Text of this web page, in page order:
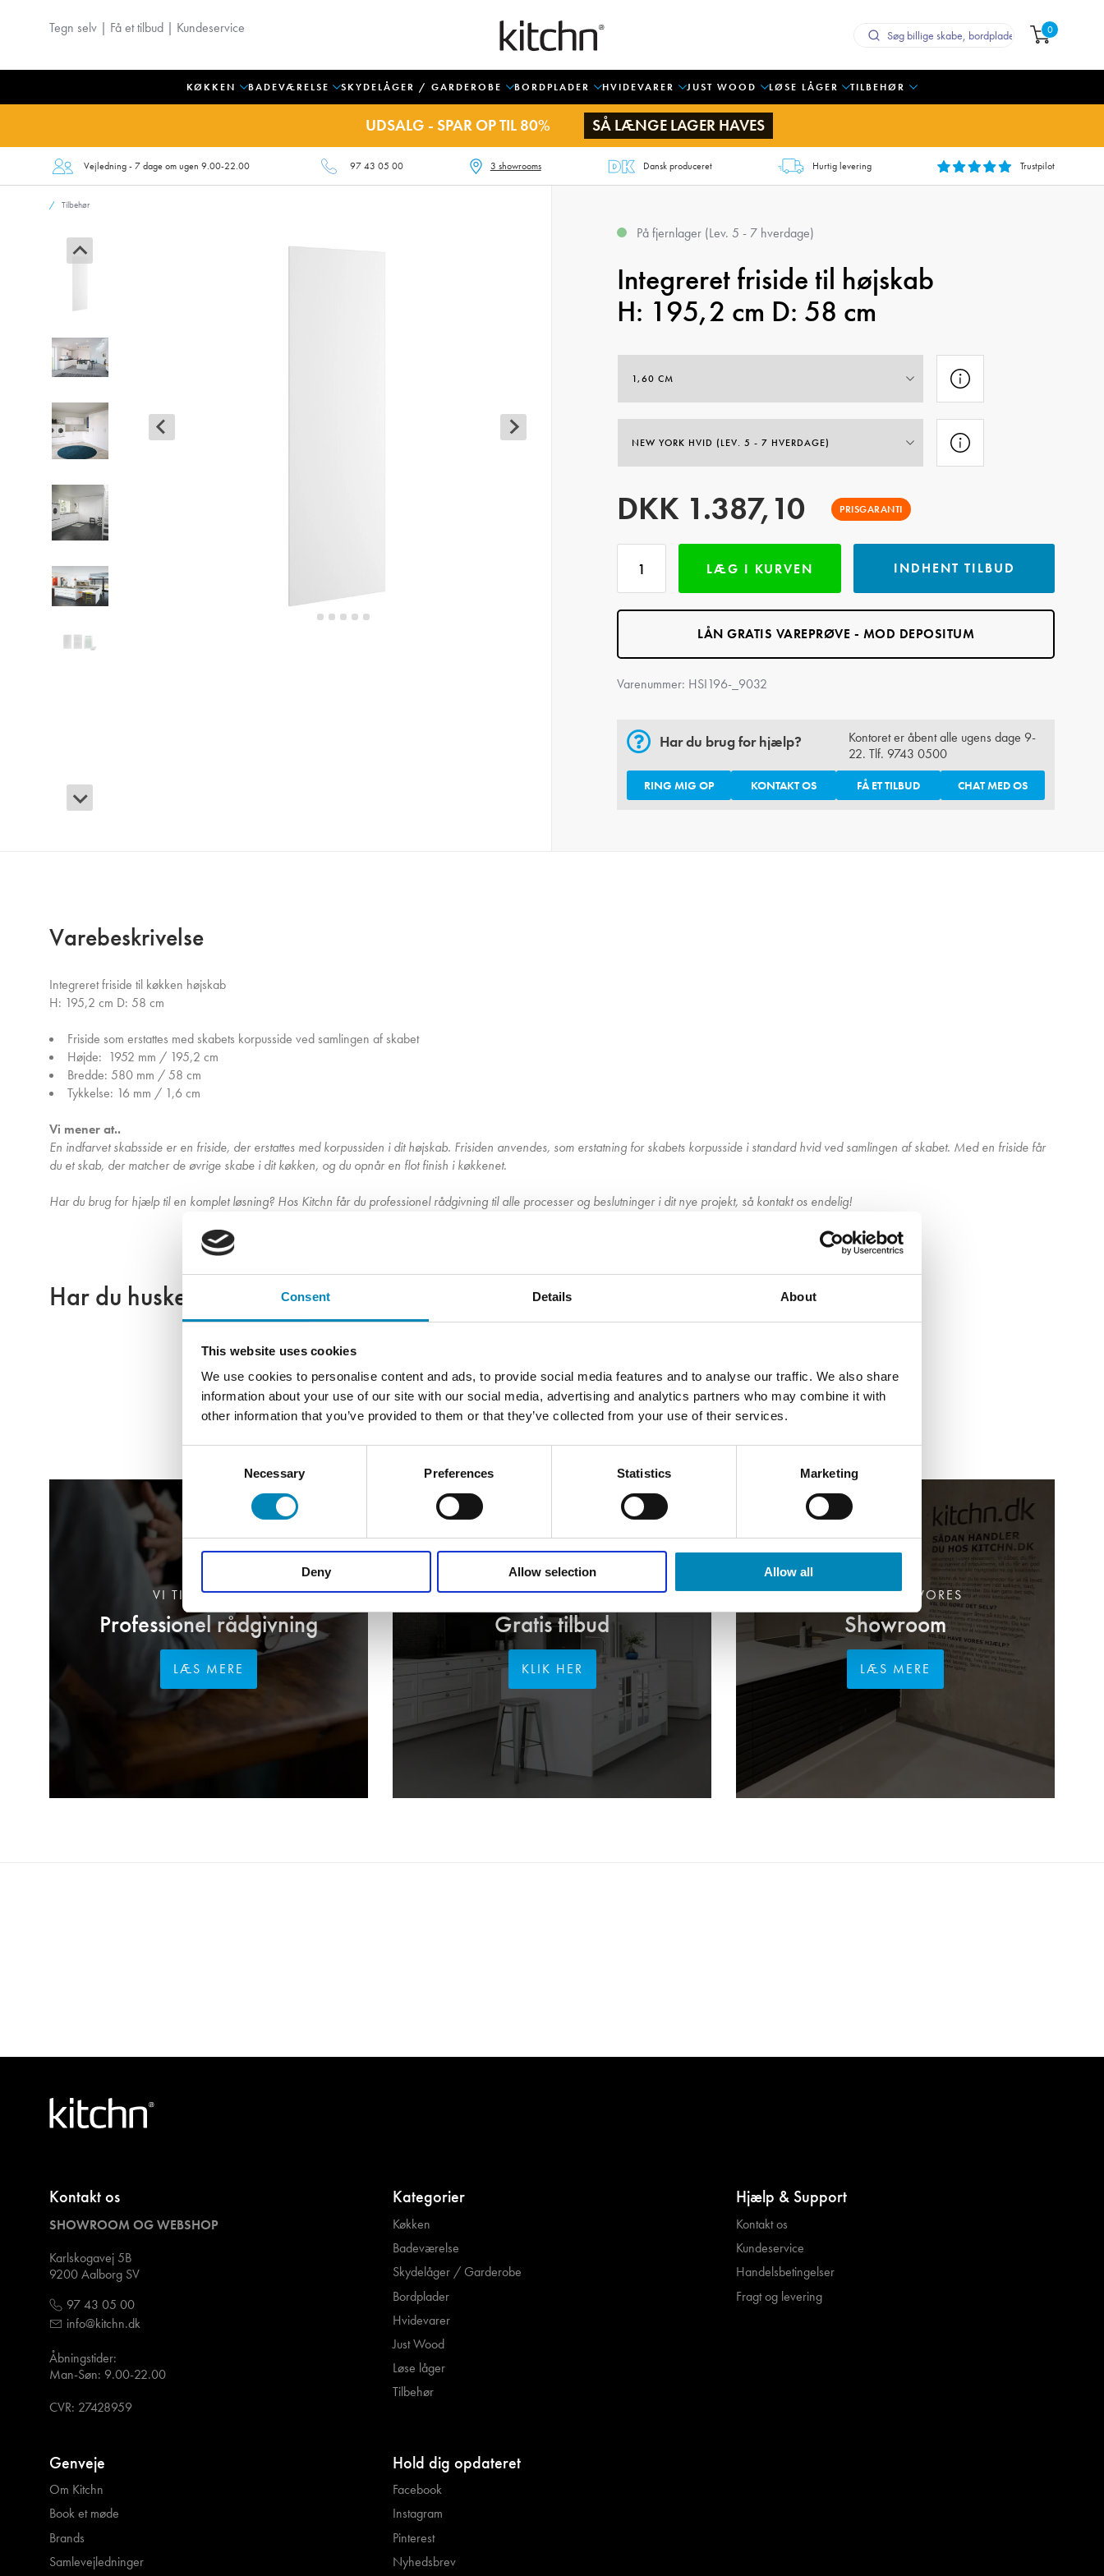
Consent Details About
This website uses cookies
We use cookies to personalise content and ads, to provide social media features and to analyse our traffic. We also share
information about your use of our site with our social media, advertising and analytics partners who may combine it with
other information that you’ve provided to them or that they’ve collected from your use of their services.
Necessary Preferences Statistics Marketing
Deny Allow selection Allow all
Tegn selv | Få et tilbud | Kundeservice 0
KØKKEN BADEVÆRELSE SKYDELÅGER / GARDEROBE BORDPLADER HVIDEVARER JUST WOOD LØSE LÅGER TILBEHØR
UDSALG - SPAR OP TIL 80% SÅ LÆNGE LAGER HAVES
Vejledning - 7 dage om ugen 9.00-22.00 97 43 05 00 3 showrooms Dansk produceret Hurtig levering Trustpilot
Tilbehør
På fjernlager (Lev. 5 - 7 hverdage)
Integreret friside til højskab
H: 195,2 cm D: 58 cm
DKK 1.387,10 PRISGARANTI
LÆG I KURVEN INDHENT TILBUD
LÅN GRATIS VAREPRØVE - MOD DEPOSITUM
Varenummer: HSI196-_9032
Har du brug for hjælp?
Kontoret er åbent alle ugens dage 9-
22. Tlf. 9743 0500
RING MIG OP KONTAKT OS FÅ ET TILBUD CHAT MED OS
Varebeskrivelse
Integreret friside til køkken højskab
H: 195,2 cm D: 58 cm
Friside som erstattes med skabets korpusside ved samlingen af skabet
Højde: 1952 mm / 195,2 cm
Bredde: 580 mm / 58 cm
Tykkelse: 16 mm / 1,6 cm
Vi mener at..
En indfarvet skabsside er en friside, der erstattes med korpussiden i dit højskab. Frisiden anvendes, som erstatning for skabets korpusside i standard hvid ved samlingen af skabet. Med en friside får
du et skab, der matcher de øvrige skabe i dit køkken, og du opnår en flot finish i køkkenet.
Har du brug for hjælp til en komplet løsning? Hos Kitchn får du professionel rådgivning til alle processer og beslutninger i dit nye projekt, så kontakt os endelig!
Har du husket?
Professionel rådgivning
VI TILBYDER DIG
LÆS MERE
Gratis tilbud
FÅ TEGNET DIT PROJEKT
KLIK HER
Showroom
BESØG OS I VORES
LÆS MERE
Kontakt os
SHOWROOM OG WEBSHOP
Karlskogavej 5B
9200 Aalborg SV
97 43 05 00
info@kitchn.dk
Åbningstider:
Man-Søn: 9.00-22.00
CVR: 27428959
Kategorier
Køkken
Badeværelse
Skydelåger / Garderobe
Bordplader
Hvidevarer
Just Wood
Løse låger
Tilbehør
Hjælp & Support
Kontakt os
Kundeservice
Handelsbetingelser
Fragt og levering
Genveje
Om Kitchn
Book et møde
Brands
Samlevejledninger
Hold dig opdateret
Facebook
Instagram
Pinterest
Nyhedsbrev